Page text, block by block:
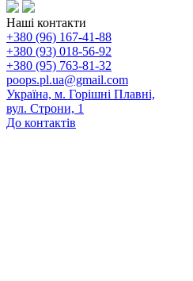
Наші контакти
+380 (96) 167-41-88
+380 (93) 018-56-92
+380 (95) 763-81-32
poops.pl.ua@gmail.com
Україна, м. Горішні Плавні,
вул. Строни, 1
До контактів